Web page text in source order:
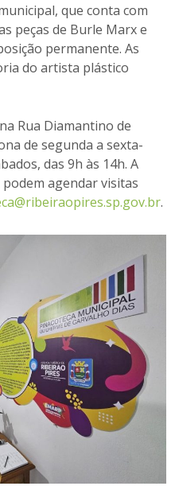
que conta com
peças de Burle Marx e
permanente. As
do artista plástico
Rua Diamantino de
de segunda a sexta-
das 9h às 14h. A
agendar visitas
.